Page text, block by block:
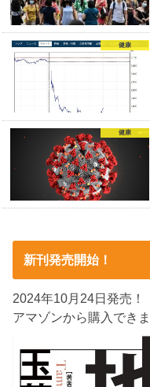
健康
健康
新刊発売開始！
2024年10月24日発売！
アマゾンから購入できま